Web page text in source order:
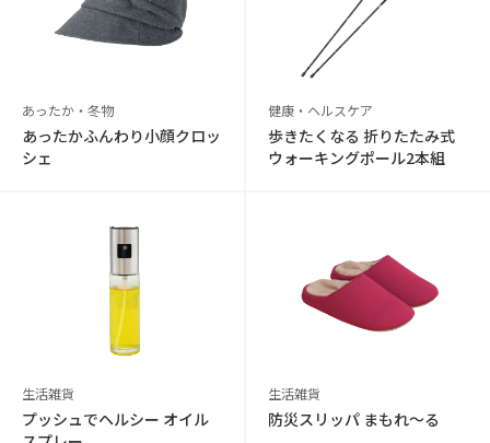
あったか・冬物
あったかふんわり小顔クロッ
シェ
健康・ヘルスケア
歩きたくなる 折りたたみ式
ウォーキングポール2本組
生活雑貨
プッシュでヘルシー オイル
生活雑貨
防災スリッパ まもれ～る